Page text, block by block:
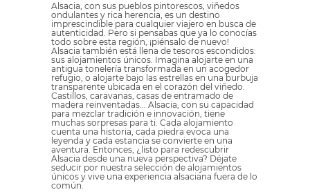
Alsacia, con sus pueblos pintorescos, viñedos
ondulantes y rica herencia, es un destino
imprescindible para cualquier viajero en busca de
autenticidad. Pero si pensabas que ya lo conocías
todo sobre esta región, ¡piénsalo de nuevo!
Alsacia también está llena de tesoros escondidos:
sus alojamientos únicos. Imagina alojarte en una
antigua tonelería transformada en un acogedor
refugio, o alojarte bajo las estrellas en una burbuja
transparente ubicada en el corazón del viñedo.
Castillos, caravanas, casas de entramado de
madera reinventadas... Alsacia, con su capacidad
para mezclar tradición e innovación, tiene
muchas sorpresas para ti. Cada alojamiento
cuenta una historia, cada piedra evoca una
leyenda y cada estancia se convierte en una
aventura. Entonces, ¿listo para redescubrir
Alsacia desde una nueva perspectiva? Déjate
seducir por nuestra selección de alojamientos
únicos y vive una experiencia alsaciana fuera de lo
común.